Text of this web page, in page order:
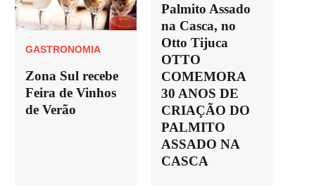
GASTRONOMIA
Zona Sul recebe
Feira de Vinhos
de Verão
Palmito Assado
na Casca, no
Otto Tijuca
OTTO
COMEMORA
30 ANOS DE
CRIAÇÃO DO
PALMITO
ASSADO NA
CASCA